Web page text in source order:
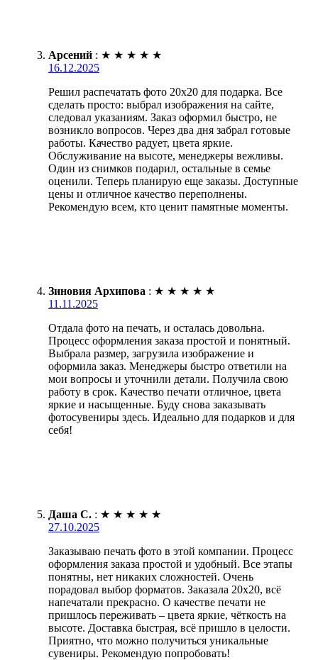
Арсений : ★ ★ ★ ★ ★
16.12.2025
Решил распечатать фото 20х20 для подарка. Все
сделать просто: выбрал изображения на сайте,
следовал указаниям. Заказ оформил быстро, не
возникло вопросов. Через два дня забрал готовые
работы. Качество радует, цвета яркие.
Обслуживание на высоте, менеджеры вежливы.
Один из снимков подарил, остальные в семье
оценили. Теперь планирую еще заказы. Доступные
цены и отличное качество переполнены.
Рекомендую всем, кто ценит памятные моменты.
Зиновия Архипова : ★ ★ ★ ★ ★
11.11.2025
Отдала фото на печать, и осталась довольна.
Процесс оформления заказа простой и понятный.
Выбрала размер, загрузила изображение и
оформила заказ. Менеджеры быстро ответили на
мои вопросы и уточнили детали. Получила свою
работу в срок. Качество печати отличное, цвета
яркие и насыщенные. Буду снова заказывать
фотосувениры здесь. Идеально для подарков и для
себя!
Даша С. : ★ ★ ★ ★ ★
27.10.2025
Заказываю печать фото в этой компании. Процесс
оформления заказа простой и удобный. Все этапы
понятны, нет никаких сложностей. Очень
порадовал выбор форматов. Заказала 20х20, всё
напечатали прекрасно. О качестве печати не
пришлось переживать – цвета яркие, чёткость на
высоте. Доставка быстрая, всё пришло в целости.
Приятно, что можно получиться уникальные
сувениры. Рекомендую попробовать!